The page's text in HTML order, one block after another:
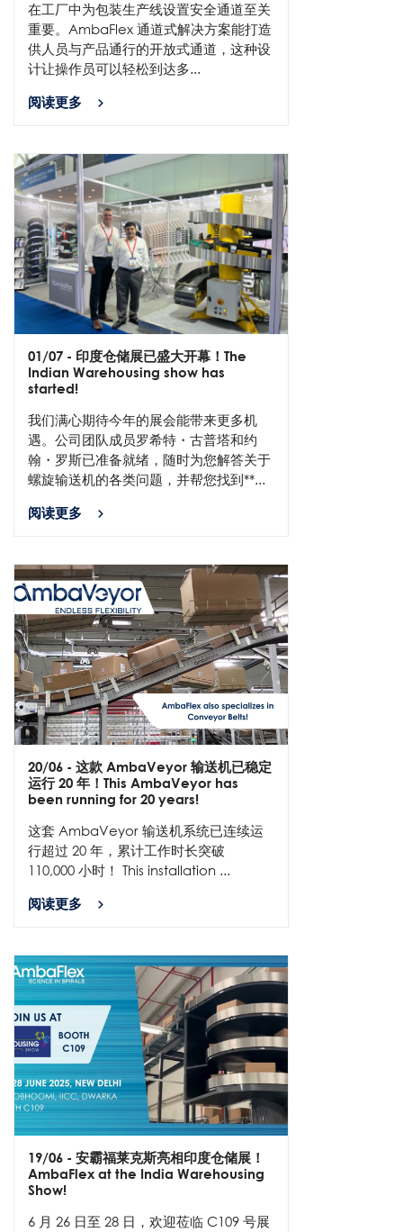
在工厂中为包装生产线设置安全通道至关
重要。AmbaFlex 通道式解决方案能打造
供人员与产品通行的开放式通道，这种设
计让操作员可以轻松到达多...
阅读更多
01/07 - 印度仓储展已盛大开幕！The
Indian Warehousing show has
started!
我们满心期待今年的展会能带来更多机
遇。公司团队成员罗希特・古普塔和约
翰・罗斯已准备就绪，随时为您解答关于
螺旋输送机的各类问题，并帮您找到**...
阅读更多
20/06 - 这款 AmbaVeyor 输送机已稳定
运行 20 年！This AmbaVeyor has
been running for 20 years!
这套 AmbaVeyor 输送机系统已连续运
行超过 20 年，累计工作时长突破
110,000 小时！ This installation ...
阅读更多
19/06 - 安霸福莱克斯亮相印度仓储展！
AmbaFlex at the India Warehousing
Show!
6 月 26 日至 28 日，欢迎莅临 C109 号展